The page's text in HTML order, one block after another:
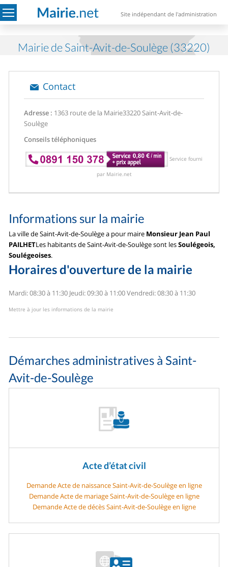
Site indépendant de l'administration
Mairie de Saint-Avit-de-Soulège (33220)
Contact
Adresse : 1363 route de la Mairie33220 Saint-Avit-de-
Soulège
Conseils téléphoniques
Service fourni
par Mairie.net
Informations sur la mairie
La ville de Saint-Avit-de-Soulège a pour maire Monsieur Jean Paul
PAILHETLes habitants de Saint-Avit-de-Soulège sont lesSoulégeois,
Soulégeoises.
Horaires d'ouverture de la mairie
Mardi: 08:30 à 11:30 Jeudi: 09:30 à 11:00Vendredi: 08:30 à 11:30
Mettre à jour les informations de la mairie
Démarches administratives à Saint-
Avit-de-Soulège
Acte d’état civil
Demande Acte de naissance Saint-Avit-de-Soulège en ligne
Demande Acte de mariage Saint-Avit-de-Soulège en ligne
Demande Acte de décès Saint-Avit-de-Soulège en ligne